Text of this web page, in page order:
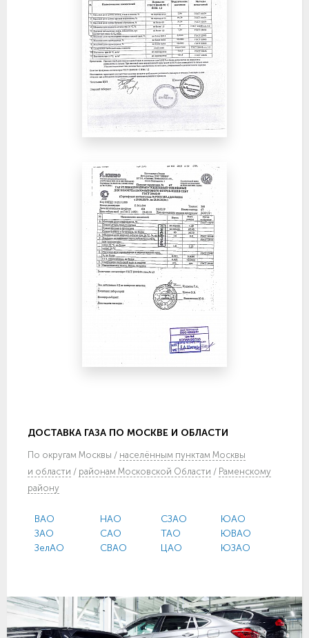
ДОСТАВКА ГАЗА ПО МОСКВЕ И ОБЛАСТИ
По округам Москвы / населённым пунктам Москвы
и области / районам Московской Области / Раменскому
району
ВАО
ЗАО
ЗелАО
НАО
САО
СВАО
СЗАО
ТАО
ЦАО
ЮАО
ЮВАО
ЮЗАО